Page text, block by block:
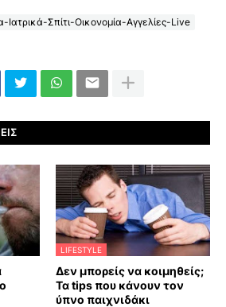
Σπίτι-Οικονομία-Αγγελίες-Live
LIFESTYLE
Δεν μπορείς να κοιμηθείς;
Τα tips που κάνουν τον
ύπνο παιχνιδάκι